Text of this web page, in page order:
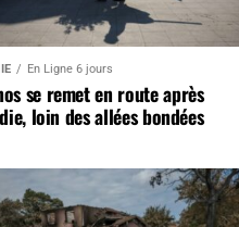
En Ligne 6 jours
se remet en route après
loin des allées bondées